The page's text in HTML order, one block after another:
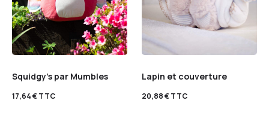
Squidgy’s par Mumbles
17,64€TTC
Lapin et couverture
20,88€TTC